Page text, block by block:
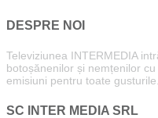
DESPRE NOI
Televiziunea INTERMEDIA
botoșănenilor și nemțenilor
emisiuni pentru toate gusturile.
SC INTER MEDIA SRL